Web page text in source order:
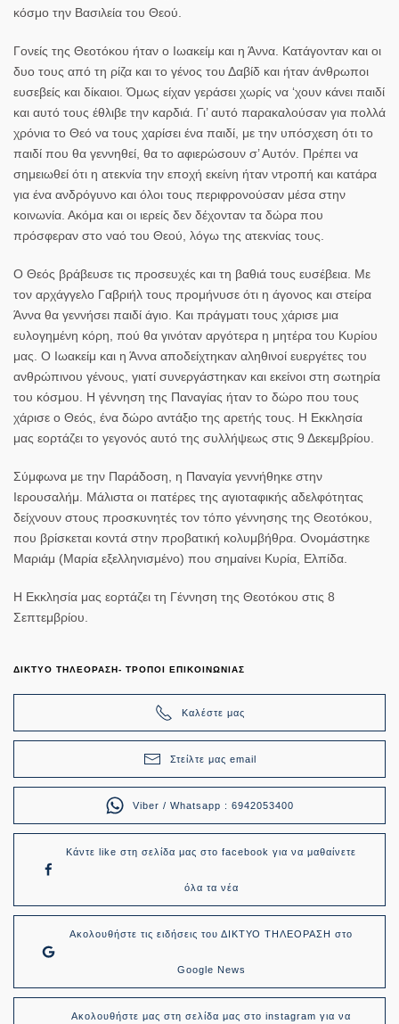
κόσμο την Βασιλεία του Θεού.
Γονείς της Θεοτόκου ήταν ο Ιωακείμ και η Άννα. Κατάγονταν και οι
δυο τους από τη ρίζα και το γένος του Δαβίδ και ήταν άνθρωποι
ευσεβείς και δίκαιοι. Όμως είχαν γεράσει χωρίς να ‘χουν κάνει παιδί
και αυτό τους έθλιβε την καρδιά. Γι’ αυτό παρακαλούσαν για πολλά
χρόνια το Θεό να τους χαρίσει ένα παιδί, με την υπόσχεση ότι το
παιδί που θα γεννηθεί, θα το αφιερώσουν σ’ Αυτόν. Πρέπει να
σημειωθεί ότι η ατεκνία την εποχή εκείνη ήταν ντροπή και κατάρα
για ένα ανδρόγυνο και όλοι τους περιφρονούσαν μέσα στην
κοινωνία. Ακόμα και οι ιερείς δεν δέχονταν τα δώρα που
πρόσφεραν στο ναό του Θεού, λόγω της ατεκνίας τους.
Ο Θεός βράβευσε τις προσευχές και τη βαθιά τους ευσέβεια. Με
τον αρχάγγελο Γαβριήλ τους προμήνυσε ότι η άγονος και στείρα
Άννα θα γεννήσει παιδί άγιο. Και πράγματι τους χάρισε μια
ευλογημένη κόρη, πού θα γινόταν αργότερα η μητέρα του Κυρίου
μας. Ο Ιωακείμ και η Άννα αποδείχτηκαν αληθινοί ευεργέτες του
ανθρώπινου γένους, γιατί συνεργάστηκαν και εκείνοι στη σωτηρία
του κόσμου. Η γέννηση της Παναγίας ήταν το δώρο που τους
χάρισε ο Θεός, ένα δώρο αντάξιο της αρετής τους. Η Εκκλησία
μας εορτάζει το γεγονός αυτό της συλλήψεως στις 9 Δεκεμβρίου.
Σύμφωνα με την Παράδοση, η Παναγία γεννήθηκε στην
Ιερουσαλήμ. Μάλιστα οι πατέρες της αγιοταφικής αδελφότητας
δείχνουν στους προσκυνητές τον τόπο γέννησης της Θεοτόκου,
που βρίσκεται κοντά στην προβατική κολυμβήθρα. Ονομάστηκε
Μαριάμ (Μαρία εξελληνισμένο) που σημαίνει Κυρία, Ελπίδα.
Η Εκκλησία μας εορτάζει τη Γέννηση της Θεοτόκου στις 8
Σεπτεμβρίου.
ΔΙΚΤΥΟ ΤΗΛΕΟΡΑΣΗ- ΤΡΟΠΟΙ ΕΠΙΚΟΙΝΩΝΙΑΣ
Καλέστε μας
Στείλτε μας email
Viber / Whatsapp : 6942053400
Κάντε like στη σελίδα μας στο facebook για να μαθαίνετε
όλα τα νέα
Ακολουθήστε τις ειδήσεις του ΔΙΚΤΥΟ ΤΗΛΕΟΡΑΣΗ στο
Google News
Ακολουθήστε μας στη σελίδα μας στο instagram για να